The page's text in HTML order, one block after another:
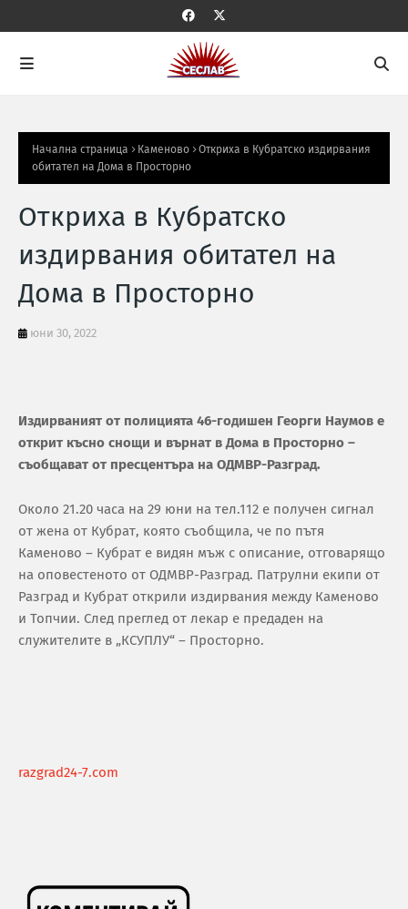
Начална страница Каменово
Откриха в Кубратско издирвания
обитател на Дома в Просторно
Откриха в Кубратско
издирвания обитател на
Дома в Просторно
юни 30, 2022
Издирваният от полицията 46-годишен Георги Наумов е
открит късно снощи и върнат в Дома в Просторно –
съобщават от пресцентъра на ОДМВР-Разград.
Около 21.20 часа на 29 юни на тел.112 е получен сигнал
от жена от Кубрат, която съобщила, че по пътя
Каменово – Кубрат е видян мъж с описание, отговарящо
на оповестеното от ОДМВР-Разград. Патрулни екипи от
Разград и Кубрат открили издирвания между Каменово
и Топчии. След преглед от лекар е предаден на
служителите в „КСУПЛУ“ – Просторно.
razgrad24-7.com